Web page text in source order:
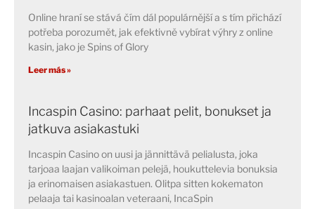
Online hraní se stává čím dál populárnější a s tím přichází
potřeba porozumět, jak efektivně vybírat výhry z online
kasin, jako je Spins of Glory
Leer más »
Incaspin Casino: parhaat pelit, bonukset ja
jatkuva asiakastuki
Incaspin Casino on uusi ja jännittävä pelialusta, joka
tarjoaa laajan valikoiman pelejä, houkuttelevia bonuksia
ja erinomaisen asiakastuen. Olitpa sitten kokematon
pelaaja tai kasinoalan veteraani, IncaSpin